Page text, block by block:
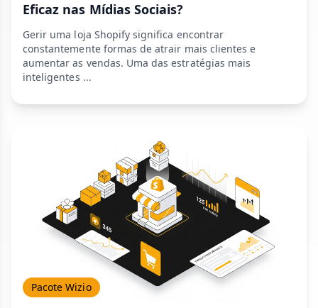
Eficaz nas Mídias Sociais?
Gerir uma loja Shopify significa encontrar
constantemente formas de atrair mais clientes e
aumentar as vendas. Uma das estratégias mais
inteligentes ...
Pacote Wizio